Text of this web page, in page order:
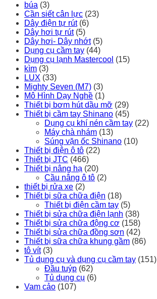
búa (3)
Cần siết cân lực (23)
Dây điện tự rút (6)
Dây hơi tự rút (5)
Dây hơi- Dây nhớt (5)
Dụng cụ cầm tay (44)
Dụng cụ lạnh Mastercool (15)
kìm (3)
LUX (33)
Mighty Seven (M7) (3)
Mô Hình Dạy Nghề (1)
Thiết bị bơm hút dầu mỡ (29)
Thiết bị cầm tay Shinano (45)
Dụng cụ khí nén cầm tay (22)
Máy chà nhám (13)
Súng vặn ốc Shinano (10)
Thiết bị điện ô tô (22)
Thiết bị JTC (466)
Thiết bị nâng hạ (20)
Cầu nâng ô tô (2)
thiết bị rửa xe (2)
Thiết bị sữa chữa điện (18)
Thiết bị điện cầm tay (5)
Thiết bị sửa chữa điện lạnh (38)
Thiết bị sửa chữa động cơ (158)
Thiết bị sửa chữa đồng sơn (42)
Thiết bị sữa chữa khung gầm (86)
tô vít (3)
Tủ dụng cụ và dụng cụ cầm tay (151)
Đầu tuýp (62)
Tủ dụng cụ (6)
Vam cảo (107)